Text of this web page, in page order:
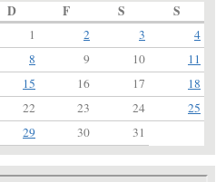
D F S S
1 2 3
4
8 9 10
11
15 16 17
18
22 23 24
25
29 30 31